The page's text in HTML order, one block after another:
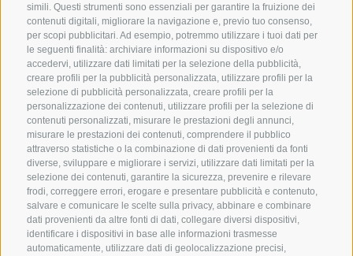
simili. Questi strumenti sono essenziali per garantire la fruizione dei
contenuti digitali, migliorare la navigazione e, previo tuo consenso,
per scopi pubblicitari. Ad esempio, potremmo utilizzare i tuoi dati per
le seguenti finalità: archiviare informazioni su dispositivo e/o
accedervi, utilizzare dati limitati per la selezione della pubblicità,
creare profili per la pubblicità personalizzata, utilizzare profili per la
selezione di pubblicità personalizzata, creare profili per la
personalizzazione dei contenuti, utilizzare profili per la selezione di
contenuti personalizzati, misurare le prestazioni degli annunci,
misurare le prestazioni dei contenuti, comprendere il pubblico
attraverso statistiche o la combinazione di dati provenienti da fonti
diverse, sviluppare e migliorare i servizi, utilizzare dati limitati per la
selezione dei contenuti, garantire la sicurezza, prevenire e rilevare
frodi, correggere errori, erogare e presentare pubblicità e contenuto,
salvare e comunicare le scelte sulla privacy, abbinare e combinare
dati provenienti da altre fonti di dati, collegare diversi dispositivi,
identificare i dispositivi in base alle informazioni trasmesse
automaticamente, utilizzare dati di geolocalizzazione precisi,
Service
Engels Park
Prenota online
Buoni
Offerte
Camere last minute
Camere & Suite
Richiedi ora
Info
Voci dal Plunhof
Immagini
Download
Meteo
Webcam
Newsletter
Recensioni